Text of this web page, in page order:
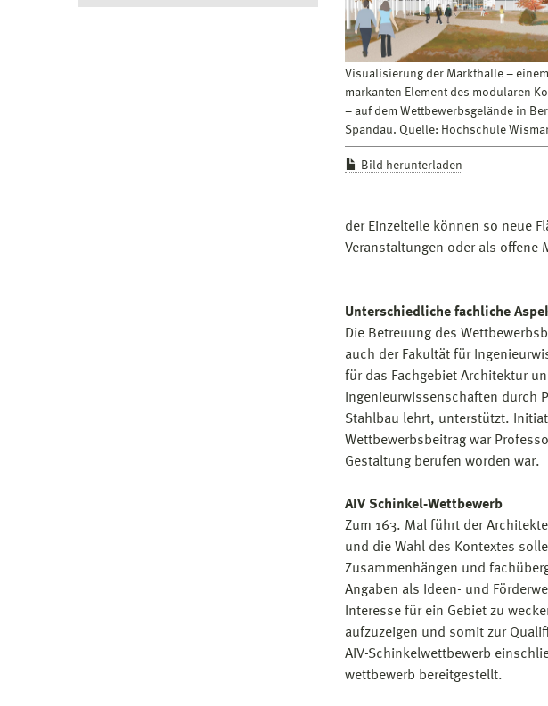
Visualisierung der Markthalle – einem
markanten Element des modularen
– auf dem Wettbewerbsgelände in
Spandau. Quelle: Hochschule
Bild herunterladen
der Einzelteile können so neue
Veranstaltungen oder als offene
Unterschiedliche fachliche
Die Betreuung des
auch der Fakultät für
für das Fachgebiet Architektur
Ingenieurwissenschaften durch
Stahlbau lehrt, unterstützt.
Wettbewerbsbeitrag war
Gestaltung berufen worden war.
AIV Schinkel-Wettbewerb
Zum 163. Mal führt der
und die Wahl des Kontextes
Zusammenhängen und
Angaben als Ideen- und
Interesse für ein Gebiet zu
aufzuzeigen und somit zur
AIV-Schinkelwettbewerb
wettbewerb bereitgestellt.